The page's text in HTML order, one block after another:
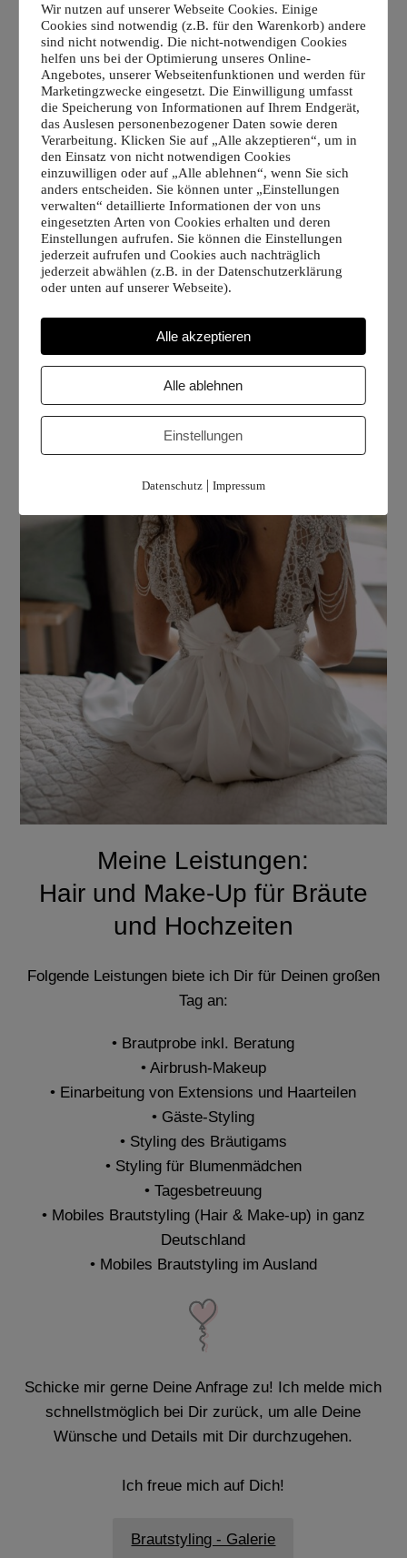
Meine Leistungen:
Hair und Make-Up für Bräute
und Hochzeiten
Folgende Leistungen biete ich Dir für Deinen großen
Tag an:
• Brautprobe inkl. Beratung
• Airbrush-Makeup
• Einarbeitung von Extensions und Haarteilen
• Gäste-Styling
• Styling des Bräutigams
• Styling für Blumenmädchen
• Tagesbetreuung
• Mobiles Brautstyling (Hair & Make-up) in ganz
Deutschland
• Mobiles Brautstyling im Ausland
Schicke mir gerne Deine Anfrage zu! Ich melde mich
schnellstmöglich bei Dir zurück, um alle Deine
Wünsche und Details mit Dir durchzugehen.
Ich freue mich auf Dich!
Brautstyling - Galerie
Wir nutzen auf unserer Webseite Cookies. Einige
Cookies sind notwendig (z.B. für den Warenkorb) andere
sind nicht notwendig. Die nicht-notwendigen Cookies
helfen uns bei der Optimierung unseres Online-
Angebotes, unserer Webseitenfunktionen und werden für
Marketingzwecke eingesetzt. Die Einwilligung umfasst
die Speicherung von Informationen auf Ihrem Endgerät,
das Auslesen personenbezogener Daten sowie deren
Verarbeitung. Klicken Sie auf „Alle akzeptieren“, um in
den Einsatz von nicht notwendigen Cookies
einzuwilligen oder auf „Alle ablehnen“, wenn Sie sich
anders entscheiden. Sie können unter „Einstellungen
verwalten“ detaillierte Informationen der von uns
eingesetzten Arten von Cookies erhalten und deren
Einstellungen aufrufen. Sie können die Einstellungen
jederzeit aufrufen und Cookies auch nachträglich
jederzeit abwählen (z.B. in der Datenschutzerklärung
oder unten auf unserer Webseite).
Alle akzeptieren
Alle ablehnen
Einstellungen
Datenschutz| Impressum